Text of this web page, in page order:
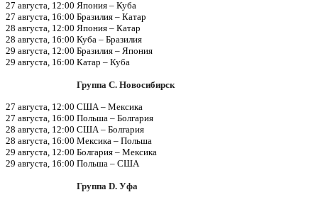
27 августа, 12:00 Япония – Куба
27 августа, 16:00 Бразилия – Катар
28 августа, 12:00 Япония – Катар
28 августа, 16:00 Куба – Бразилия
29 августа, 12:00 Бразилия – Япония
29 августа, 16:00 Катар – Куба
Группа С. Новосибирск
27 августа, 12:00 США – Мексика
27 августа, 16:00 Польша – Болгария
28 августа, 12:00 США – Болгария
28 августа, 16:00 Мексика – Польша
29 августа, 12:00 Болгария – Мексика
29 августа, 16:00 Польша – США
Группа D. Уфа